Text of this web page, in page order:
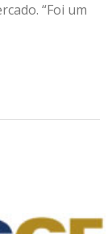
“Foi um